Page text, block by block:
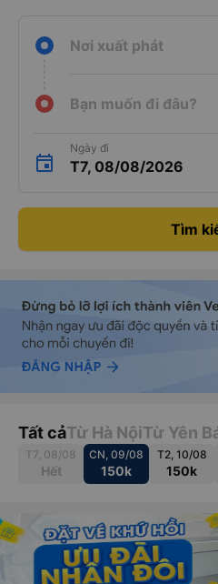
Nơi xuất phát
Bạn muốn đi đâu?
Ngày đi
T7, 08/08/2026
Tìm
Tất cảTừ Hà NộiTừ Yên
T7, 08/08
Hết
CN, 09/08
150k
T2, 10/08
150k